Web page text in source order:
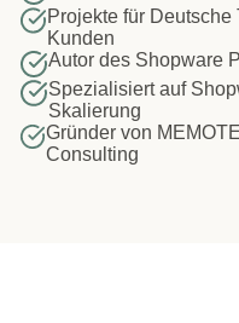
Projekte für
Kunden
Autor des Shopware
Spezialisiert auf
Skalierung
Gründer von
Consulting